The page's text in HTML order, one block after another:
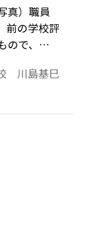
真）職員
前の学校評
ので、休
派なゴー
川島基巳